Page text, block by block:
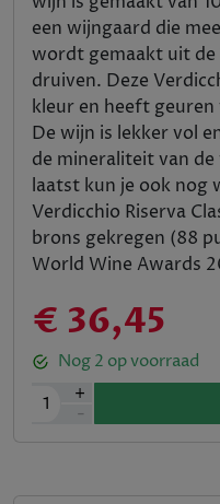
een wijngaard die
wordt gemaakt uit de
druiven. Deze
kleur en heeft geuren
De wijn is lekker vol
de mineraliteit van
laatst kun je ook nog
Verdicchio Riserva
brons gekregen (88
World Wine Awards
€ 36,45
Nog2 op voorraad
1
+
-